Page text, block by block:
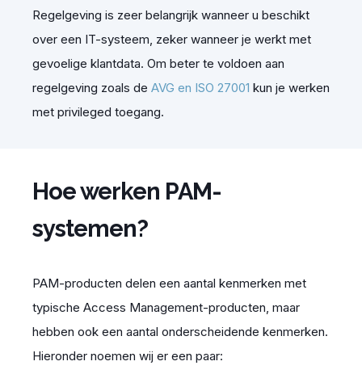
Regelgeving is zeer belangrijk wanneer u beschikt
over een IT-systeem, zeker wanneer je werkt met
gevoelige klantdata. Om beter te voldoen aan
regelgeving zoals de AVG en ISO 27001 kun je werken
met privileged toegang.
Hoe werken PAM-
systemen?
PAM-producten delen een aantal kenmerken met
typische Access Management-producten, maar
hebben ook een aantal onderscheidende kenmerken.
Hieronder noemen wij er een paar: